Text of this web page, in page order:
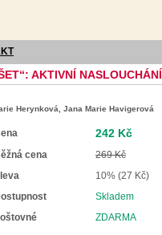
AKTIVNÍ NASLOUCHÁNÍ
Herynková, Jana Marie Havigerová
242 Kč
cena
269 Kč
10% (27 Kč)
Skladem
ZDARMA